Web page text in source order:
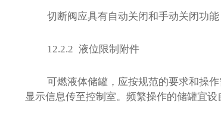
切断阀应具有自动关闭和手动关闭功
12.2.2 液位限制附件
可燃液体储罐，应按规范的要求和操
显示信息传至控制室。频繁操作的储罐宜设